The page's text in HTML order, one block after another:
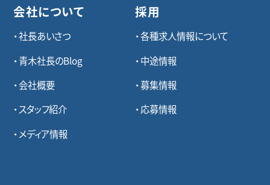
会社について
社長あいさつ
青木社長のBlog
会社概要
スタッフ紹介
メディア情報
採用
各種求⼈情報について
中途情報
募集情報
応募情報